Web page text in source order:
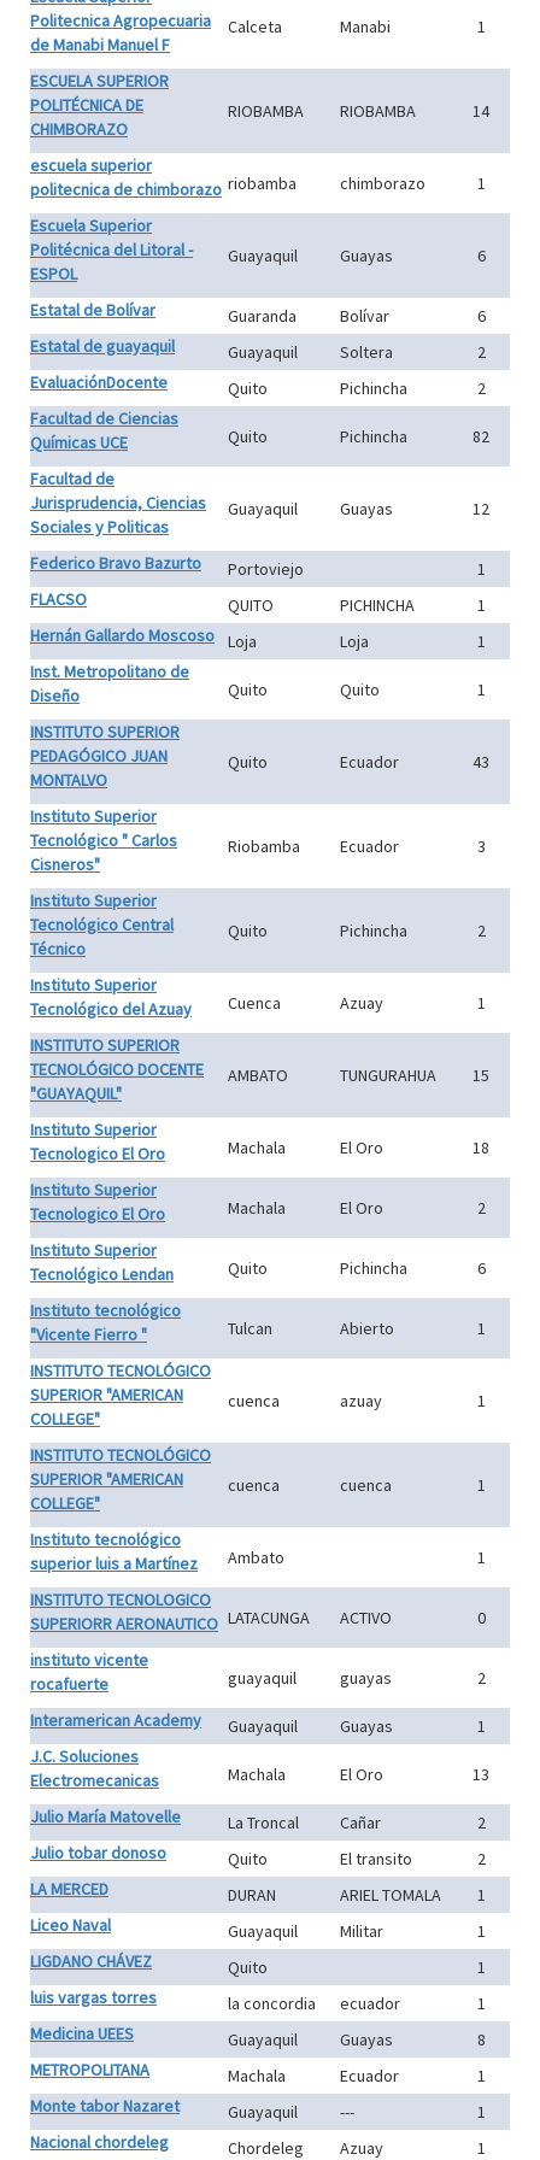
Politecnica Agropecuaria
de Manabi Manuel F
Calceta Manabi 1
ESCUELA SUPERIOR
POLITÉCNICA DE
CHIMBORAZO
RIOBAMBA RIOBAMBA 14
escuela superior
politecnica de chimborazo riobamba chimborazo
1
Escuela Superior
Politécnica del Litoral -
ESPOL
Guayaquil Guayas 6
Estatal de Bolívar Guaranda Bolívar
6
Estatal de guayaquil
Guayaquil Soltera
2
EvaluaciónDocente
Quito Pichincha
2
Facultad de Ciencias
Químicas UCE
Quito Pichincha
82
Facultad de
Jurisprudencia, Ciencias
Sociales y Politicas
Guayaquil Guayas 12
Federico Bravo Bazurto Portoviejo
1
FLACSO
QUITO PICHINCHA
1
Hernán Gallardo Moscoso
Loja Loja
1
Inst. Metropolitano de
Diseño
Quito Quito
1
INSTITUTO SUPERIOR
PEDAGÓGICO JUAN
MONTALVO
Quito Ecuador 43
Instituto Superior
Tecnológico " Carlos
Cisneros"
Riobamba Ecuador 3
Instituto Superior
Tecnológico Central
Técnico
Quito Pichincha 2
Instituto Superior
Tecnológico del Azuay
Cuenca Azuay
1
INSTITUTO SUPERIOR
TECNOLÓGICO DOCENTE
"GUAYAQUIL"
AMBATO TUNGURAHUA 15
Instituto Superior
Tecnologico El Oro
Machala El Oro
18
Instituto Superior
Tecnologico El Oro
Machala El Oro
2
Instituto Superior
Tecnológico Lendan
Quito Pichincha
6
Instituto tecnológico
"Vicente Fierro "
Tulcan Abierto
1
INSTITUTO TECNOLÓGICO
SUPERIOR "AMERICAN
COLLEGE"
cuenca azuay 1
INSTITUTO TECNOLÓGICO
SUPERIOR "AMERICAN
COLLEGE"
cuenca cuenca 1
Instituto tecnológico
superior luis a Martínez
Ambato
1
INSTITUTO TECNOLOGICO
SUPERIORR AERONAUTICO LATACUNGA ACTIVO
0
instituto vicente
rocafuerte
guayaquil guayas
2
Interamerican Academy
Guayaquil Guayas
1
J.C. Soluciones
Electromecanicas
Machala El Oro
13
Julio María Matovelle
La Troncal Cañar
2
Julio tobar donoso
Quito El transito
2
LA MERCED
DURAN ARIEL TOMALA
1
Liceo Naval
Guayaquil Militar
1
LIGDANO CHÁVEZ
Quito
1
luis vargas torres
la concordia ecuador
1
Medicina UEES
Guayaquil Guayas
8
METROPOLITANA
Machala Ecuador
1
Monte tabor Nazaret
Guayaquil ---
1
Nacional chordeleg
Chordeleg Azuay
1